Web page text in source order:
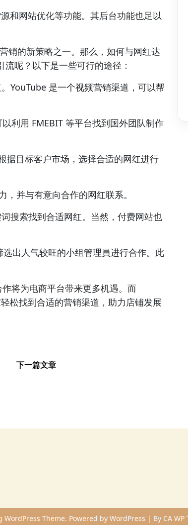
和网站优化等功能。其后台功能也足以
销的新策略之一。那么，如何与网红达
呢？以下是一些可行的途径：
YouTube 是一个视频营销渠道，可以帮
利用 FMEBIT 等平台找到国外团队制作
目标客户市场，选择合适的网红进行
并与有意向合作的网红联系。
搜索找到合适网红。当然，付费网站也
出人气较旺的小组管理員进行合作。此
将为电商平台带来更多机遇。而
松找到合适的营销渠道，助力店铺发展
下一篇文章
WordPress Theme. Powered by WordPress | By CA